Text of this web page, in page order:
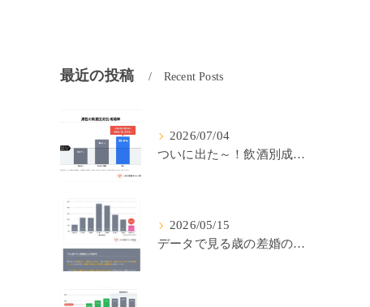
最近の投稿 Recent Posts
2026/07/04
ついに出た～！飲酒別成婚率(IBJ)！
2026/05/15
データで見る歳の差婚の確率の低さ。